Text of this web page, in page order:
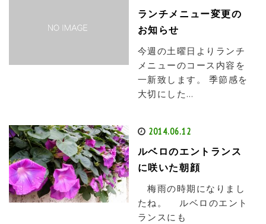
ランチメニュー変更の
お知らせ
今週の土曜日よりランチ
メニューのコース内容を
一新致します。 季節感を
大切にした…
2014.06.12
ルベロのエントランス
に咲いた朝顔
梅雨の時期になりまし
たね。 ルベロのエント
ランスにも